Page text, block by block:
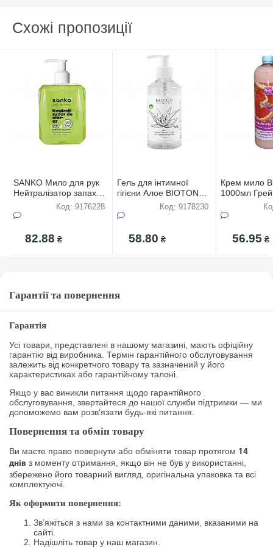
Схожі пропозиції
SANKO Мило для рук
Нейтралізатор запаху
Код: 9176228
82.88 ₴
Гель для інтимної
гігієни Алое BIOTON
COSMETICS, 300 мл
Код: 9178230
58.80 ₴
Крем мило
1000мл
56.95 ₴
Гарантії та повернення
Гарантія
Усі товари, представлені в нашому магазині, мають офіційну
гарантію від виробника. Термін гарантійного обслуговування
залежить від конкретного товару та зазначений у його
характеристиках або гарантійному талоні.
Якщо у вас виникли питання щодо гарантійного
обслуговування, звертайтеся до нашої служби підтримки — ми
допоможемо вам розв’язати будь-які питання.
Повернення та обмін товару
Ви маєте право повернути або обміняти товар протягом 14
днів з моменту отримання, якщо він не був у використанні,
збережено його товарний вигляд, оригінальна упаковка та всі
комплектуючі.
Як оформити повернення:
Зв’яжіться з нами за контактними даними, вказаними на
сайті.
Надішліть товар у наш магазин.